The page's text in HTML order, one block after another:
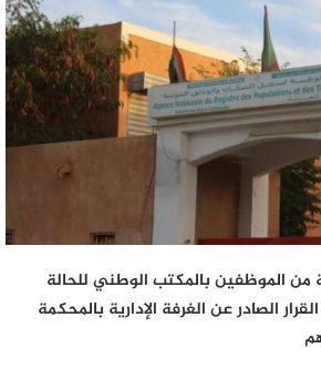
الموظفين بالمكتب الوطني للحالة
الصادر عن الغرفة الإدارية بالمحكمة